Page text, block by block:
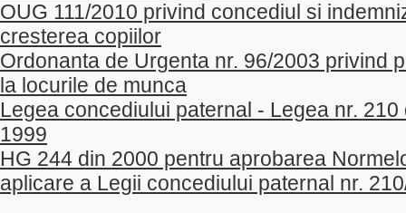
OUG 111/2010 privind concediul si
cresterea copiilor
Ordonanta de Urgenta nr. 96/2003 privind
la locurile de munca
Legea concediului paternal - Legea nr.
1999
HG 244 din 2000 pentru aprobarea
aplicare a Legii concediului paternal nr.